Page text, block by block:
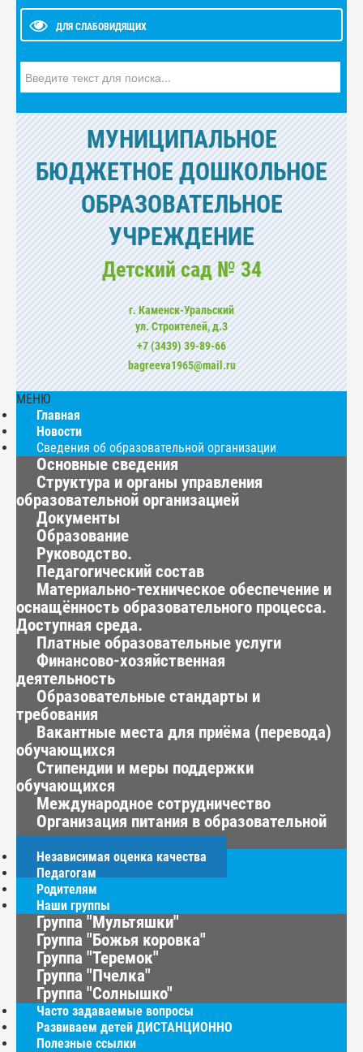
ДЛЯ СЛАБОВИДЯЩИХ
МУНИЦИПАЛЬНОЕ
БЮДЖЕТНОЕ ДОШКОЛЬНОЕ
ОБРАЗОВАТЕЛЬНОЕ
УЧРЕЖДЕНИЕ
Детский сад № 34
г. Каменск-Уральский
ул. Cтроителей, д.3
+7 (3439) 39-89-66
bagreeva1965@mail.ru
МЕНЮ
Главная
Новости
Сведения об образовательной организации
Основные сведения
Структура и органы управления
образовательной организацией
Документы
Образование
Руководство.
Педагогический состав
Материально-техническое обеспечение и
оснащённость образовательного процесса.
Доступная среда.
Платные образовательные услуги
Финансово-хозяйственная
деятельность
Образовательные стандарты и
требования
Вакантные места для приёма (перевода)
обучающихся
Стипендии и меры поддержки
обучающихся
Международное сотрудничество
Организация питания в образовательной
организации
Независимая оценка качества
Педагогам
Родителям
Наши группы
Группа "Мультяшки"
Группа "Божья коровка"
Группа "Теремок"
Группа "Пчелка"
Группа "Солнышко"
Часто задаваемые вопросы
Развиваем детей ДИСТАНЦИОННО
Полезные ссылки